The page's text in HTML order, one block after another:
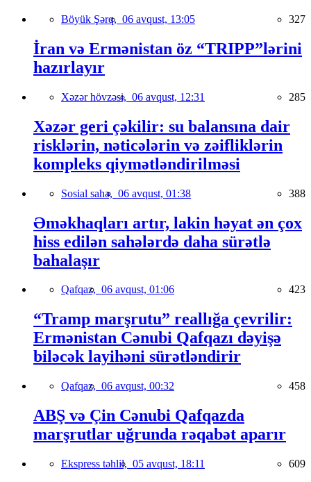
Böyük Şərq, 06 avqust, 13:05 327
İran və Ermənistan öz “TRIPP”lərini
hazırlayır
Xəzər hövzəsi, 06 avqust, 12:31 285
Xəzər geri çəkilir: su balansına dair
risklərin, nəticələrin və zəifliklərin
kompleks qiymətləndirilməsi
Sosial sahə, 06 avqust, 01:38 388
Əməkhaqları artır, lakin həyat ən çox
hiss edilən sahələrdə daha sürətlə
bahalaşır
Qafqaz, 06 avqust, 01:06 423
“Tramp marşrutu” reallığa çevrilir:
Ermənistan Cənubi Qafqazı dəyişə
biləcək layihəni sürətləndirir
Qafqaz, 06 avqust, 00:32 458
ABŞ və Çin Cənubi Qafqazda
marşrutlar uğrunda rəqabət aparır
Ekspress təhlil, 05 avqust, 18:11 609